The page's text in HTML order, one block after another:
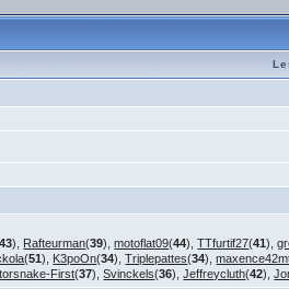
43), Rafteurman(39),motoflat09(44),TTfurtif27(41),
(51), K3poOn(34),Triplepattes(34),
First(37),Svinckels(36),Jeffreycluth(42),